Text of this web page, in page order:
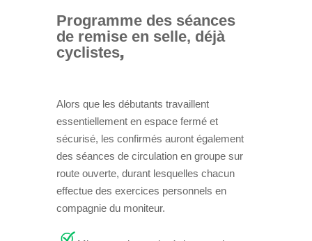
Programme des séances
de remise en selle, déjà
cyclistes,
Alors que les débutants travaillent
essentiellement en espace fermé et
sécurisé, les confirmés auront également
des séances de circulation en groupe sur
route ouverte, durant lesquelles chacun
effectue des exercices personnels en
compagnie du moniteur.